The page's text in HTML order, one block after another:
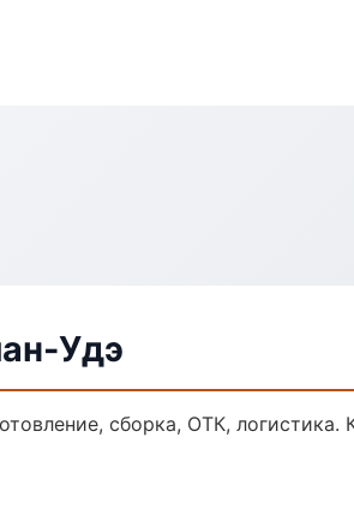
Удэ
сборка, ОТК,